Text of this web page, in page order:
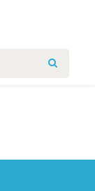
SEARCH